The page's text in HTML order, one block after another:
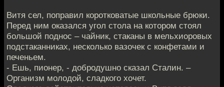
Витя сел, поправил коротковатые школьные брюки.
Перед ним оказался угол стола на котором стоял
большой поднос – чайник, стаканы в мельхиоровых
подстаканниках, несколько вазочек с конфетами и
печеньем.
- Ешь, пионер, - добродушно сказал Сталин. –
Организм молодой, сладкого хочет.